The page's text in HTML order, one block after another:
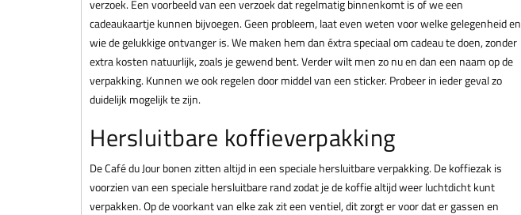
verzoek. Een voorbeeld van een verzoek dat regelmatig binnenkomt is of we een
cadeaukaartje kunnen bijvoegen. Geen probleem, laat even weten voor welke gelegenheid en
wie de gelukkige ontvanger is. We maken hem dan éxtra speciaal om cadeau te doen, zonder
extra kosten natuurlijk, zoals je gewend bent. Verder wilt men zo nu en dan een naam op de
verpakking. Kunnen we ook regelen door middel van een sticker. Probeer in ieder geval zo
duidelijk mogelijk te zijn.
Hersluitbare koffieverpakking
De Café du Jour bonen zitten altijd in een speciale hersluitbare verpakking. De koffiezak is
voorzien van een speciale hersluitbare rand zodat je de koffie altijd weer luchtdicht kunt
verpakken. Op de voorkant van elke zak zit een ventiel, dit zorgt er voor dat er gassen en